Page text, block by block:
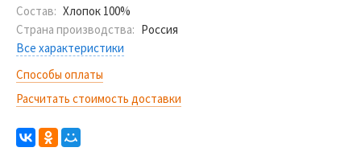
Состав: Хлопок 100%
Страна производства: Россия
Все характеристики
Способы оплаты
Расчитать стоимость доставки